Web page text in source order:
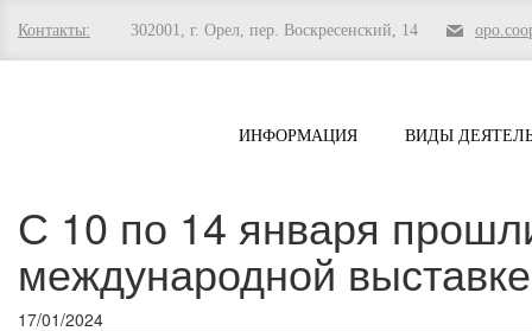
Контакты: 302001, г. Орел, пер. Воскресенский, 14
ИНФОРМАЦИЯ ВИДЫ
С 10 по 14 января
международной
17/01/2024